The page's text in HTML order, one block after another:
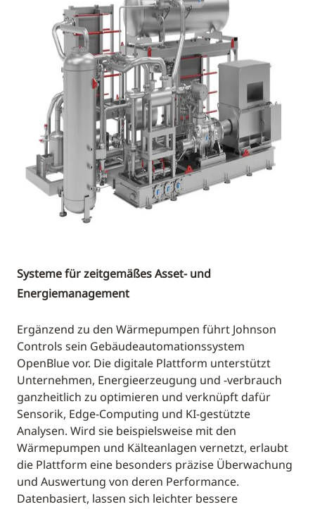
Systeme für zeitgemäßes Asset- und
Energiemanagement
Ergänzend zu den Wärmepumpen führt Johnson
Controls sein Gebäudeautomationssystem
OpenBlue vor. Die digitale Plattform unterstützt
Unternehmen, Energieerzeugung und -verbrauch
ganzheitlich zu optimieren und verknüpft dafür
Sensorik, Edge-Computing und KI-gestützte
Analysen. Wird sie beispielsweise mit den
Wärmepumpen und Kälteanlagen vernetzt, erlaubt
die Plattform eine besonders präzise Überwachung
und Auswertung von deren Performance.
Datenbasiert, lassen sich leichter bessere